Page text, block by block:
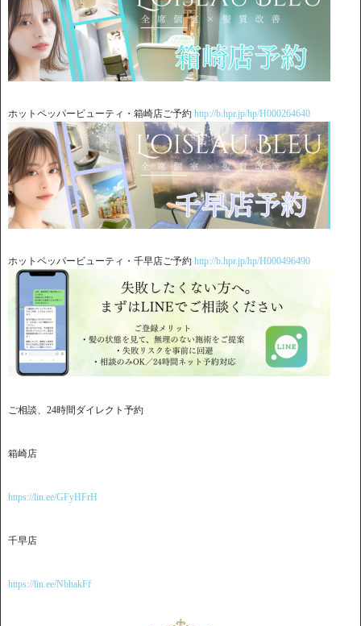
ホットペッパービューティ・箱崎店ご予約 http://b.hpr.jp/hp/H000264640
ホットペッパービューティ・千早店ご予約 http://b.hpr.jp/hp/H000496490
ご相談、24時間ダイレクト予約
箱崎店
https://lin.ee/GFyHFrH
千早店
https://lin.ee/NbhakFf